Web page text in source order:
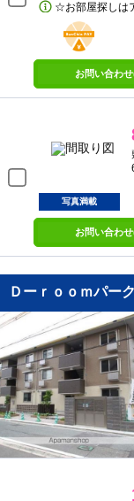
☆お部屋探しは
BunChinPAY
お問い合わ
写真満載
お問い合わ
Ｄーｒｏｏｍパー